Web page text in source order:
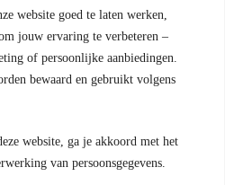
website goed te laten werken,
jouw ervaring te verbeteren –
of persoonlijke aanbiedingen.
bewaard en gebruikt volgens
website, ga je akkoord met het
van persoonsgegevens.